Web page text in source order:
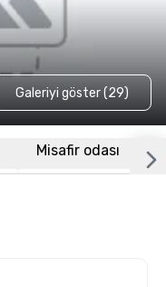
Galeriyi göster (29)
Misafir odası